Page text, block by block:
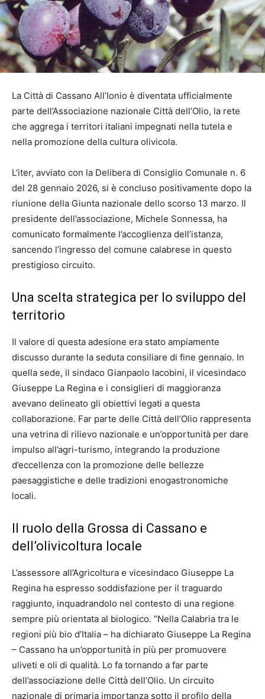
La Città di Cassano All’Ionio è diventata ufficialmente
parte dell’Associazione nazionale Città dell’Olio, la rete
che aggrega i territori italiani impegnati nella tutela e
nella promozione della cultura olivicola.
L’iter, avviato con la Delibera di Consiglio Comunale n. 6
del 28 gennaio 2026, si è concluso positivamente dopo la
riunione della Giunta nazionale dello scorso 13 marzo. Il
presidente dell’associazione, Michele Sonnessa, ha
comunicato formalmente l’accoglienza dell’istanza,
sancendo l’ingresso del comune calabrese in questo
prestigioso circuito.
Una scelta strategica per lo sviluppo del
territorio
Il valore di questa adesione era stato ampiamente
discusso durante la seduta consiliare di fine gennaio. In
quella sede, il sindaco Gianpaolo Iacobini, il vicesindaco
Giuseppe La Regina e i consiglieri di maggioranza
avevano delineato gli obiettivi legati a questa
collaborazione. Far parte delle Città dell’Olio rappresenta
una vetrina di rilievo nazionale e un’opportunità per dare
impulso all’agri-turismo, integrando la produzione
d’eccellenza con la promozione delle bellezze
paesaggistiche e delle tradizioni enogastronomiche
locali.
Il ruolo della Grossa di Cassano e
dell’olivicoltura locale
L’assessore all’Agricoltura e vicesindaco Giuseppe La
Regina ha espresso soddisfazione per il traguardo
raggiunto, inquadrandolo nel contesto di una regione
sempre più orientata al biologico. “Nella Calabria tra le
regioni più bio d’Italia – ha dichiarato Giuseppe La Regina
– Cassano ha un’opportunità in più per promuovere
uliveti e oli di qualità. Lo fa tornando a far parte
dell’associazione delle Città dell’Olio. Un circuito
nazionale di primaria importanza sotto il profilo della